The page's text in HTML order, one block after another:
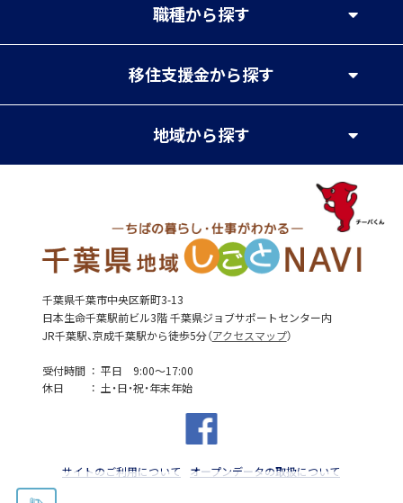
職種から探す
移住支援金から探す
地域から探す
千葉県千葉市中央区新町3-13
日本生命千葉駅前ビル3階 千葉県ジョブサポートセンター内
JR千葉駅、京成千葉駅から徒歩5分（アクセスマップ）
受付時間
平日 9:00～17:00
休日
土・日・祝・年末年始
サイトのご利用について オープンデータの取扱について